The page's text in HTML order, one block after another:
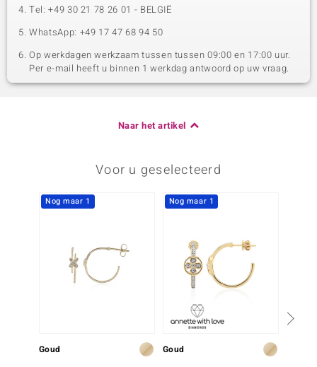
Tel: +49 30 21 78 26 01 - BELGIË
WhatsApp: +49 17 47 68 94 50
Op werkdagen werkzaam tussen tussen 09:00 en 17:00 uur.
Per e-mail heeft u binnen 1 werkdag antwoord op uw vraag.
Naar het artikel
Voor u geselecteerd
Nog maar 1
Goud
Nog maar 1
Goud